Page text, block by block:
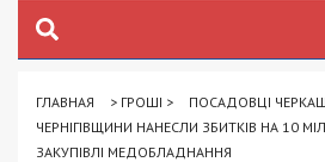
ГЛАВНАЯ > ГРОШІ >
ПОСАДОВЦІ
ЧЕРНІГІВЩИНИ НАНЕСЛИ ЗБИТКІВ НА 10
ЗАКУПІВЛІ МЕДОБЛАДНАННЯ